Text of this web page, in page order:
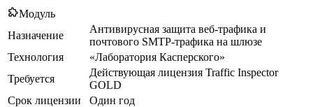
Модуль
Назначение
Антивирусная защита веб-трафика и
почтового SMTP-трафика на шлюзе
Технология
«Лаборатория Касперского»
Требуется
Действующая лицензия Traffic Inspector
GOLD
Срок лицензии
Один год